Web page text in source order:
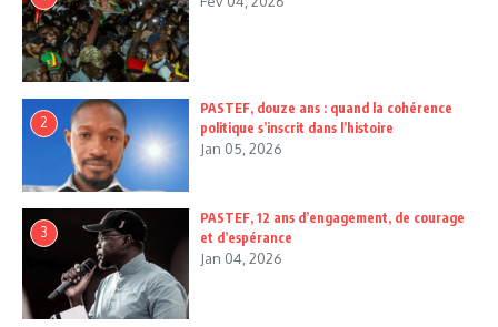
2
PASTEF, douze ans : quand la cohérence
politique s’inscrit dans l’histoire
Jan 05, 2026
3
PASTEF, 12 ans d’engagement, de courage
et d’espérance
Jan 04, 2026